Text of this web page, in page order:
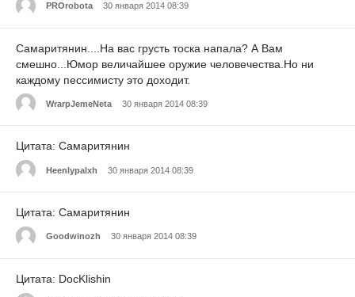
PROrobota 30 января 2014 08:39
Самаритянин....На вас грусть тоска напала? А Вам
смешно...Юмор величайшее оружие человечества.Но ни
каждому пессимисту это доходит.
WrarpJemeNeta 30 января 2014 08:39
Цитата: Самаритянин
Heenlypalxh 30 января 2014 08:39
Цитата: Самаритянин
Goodwinozh 30 января 2014 08:39
Цитата: DocKlishin